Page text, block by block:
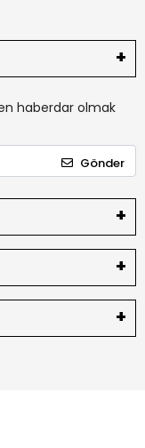
haberdar olmak
Gönder